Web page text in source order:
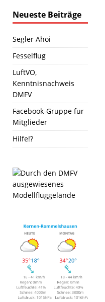
Neueste Beiträge
Segler Ahoi
Fesselflug
LuftVO,
Kenntnisnachweis
DMFV
Facebook-Gruppe für
Mitglieder
Hilfe!?